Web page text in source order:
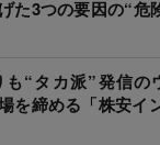
た3つの要因の“危
“タカ派”発信の
を締める「株安イ